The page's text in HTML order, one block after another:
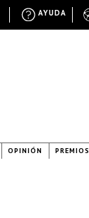
OPINIÓN PREMIOS
AYUDA